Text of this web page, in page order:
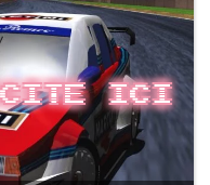
ici